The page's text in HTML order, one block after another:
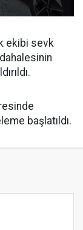
ekibi sevk
başlatıldı.